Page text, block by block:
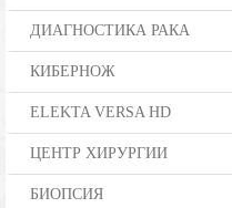
ДИАГНОСТИКА РАКА
КИБЕРНОЖ
ELEKTA VERSA HD
ЦЕНТР ХИРУРГИИ
БИОПСИЯ